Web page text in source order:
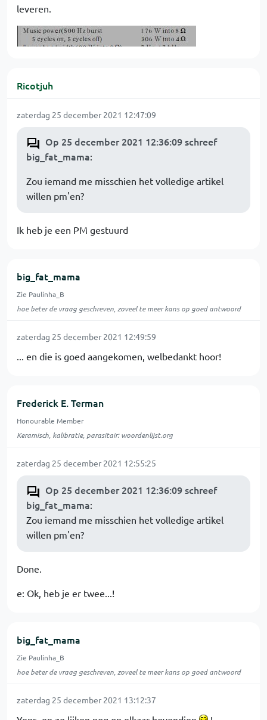
leveren.
Ricotjuh
zaterdag 25 december 2021 12:47:09
Op 25 december 2021 12:36:09 schreef
big_fat_mama:
Zou iemand me misschien het volledige artikel
willen pm'en?
Ik heb je een PM gestuurd
big_fat_mama
Zie Paulinha_B
hoe beter de vraag geschreven, zoveel te meer kans op goed antwoord
zaterdag 25 december 2021 12:49:59
... en die is goed aangekomen, welbedankt hoor!
Frederick E. Terman
Honourable Member
Keramisch, kalibratie, parasitair: woordenlijst.org
zaterdag 25 december 2021 12:55:25
Op 25 december 2021 12:36:09 schreef
big_fat_mama:
Zou iemand me misschien het volledige artikel
willen pm'en?
Done.
e: Ok, heb je er twee...!
big_fat_mama
Zie Paulinha_B
hoe beter de vraag geschreven, zoveel te meer kans op goed antwoord
zaterdag 25 december 2021 13:12:37